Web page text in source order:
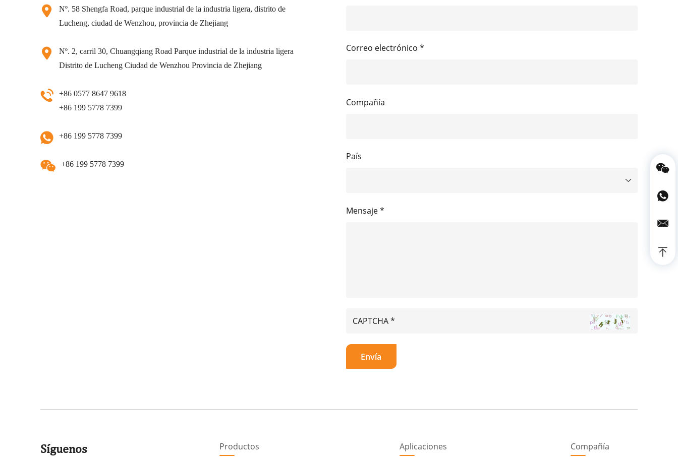
Nº. 58 Shengfa Road, parque industrial de la industria ligera, distrito de
Lucheng, ciudad de Wenzhou, provincia de Zhejiang
Nº. 2, carril 30, Chuangqiang Road Parque industrial de la industria ligera
Distrito de Lucheng Ciudad de Wenzhou Provincia de Zhejiang
+86 0577 8647 9618
+86 199 5778 7399
+86 199 5778 7399
+86 199 5778 7399
Correo electrónico *
Compañía
País
Mensaje *
Síguenos Productos Aplicaciones Compañía